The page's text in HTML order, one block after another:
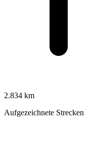
2.834 km
Aufgezeichnete Strecken